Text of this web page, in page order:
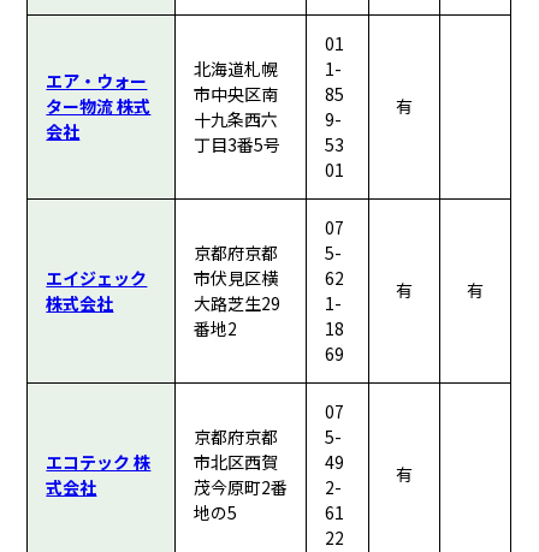
エア・ウォー
ター物流 株式
会社
北海道札幌
市中央区南
十九条西六
丁目3番5号
01
1-
85
9-
53
01
有
エイジェック
株式会社
京都府京都
市伏見区横
大路芝生29
番地2
07
5-
62
1-
18
69
有 有
エコテック 株
式会社
京都府京都
市北区西賀
茂今原町2番
地の5
07
5-
49
2-
61
22
有